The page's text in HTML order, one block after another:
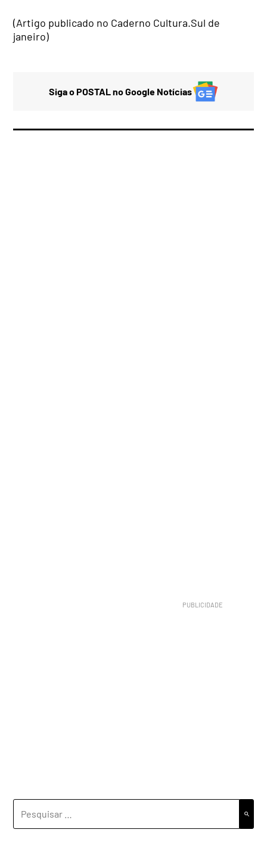
(Artigo publicado no Caderno Cultura.Sul de
janeiro)
Siga o POSTAL no Google Notícias